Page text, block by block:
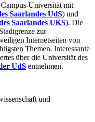
Universität mit
Saarlandes UdS) und
Saarlandes UKS). Die
zur
Internetseiten von
Themen. Interessante
über die Universität des
UdS entnehmen.
und